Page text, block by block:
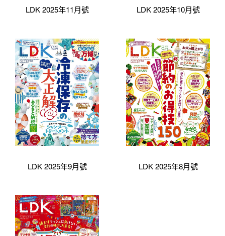
LDK 2025年11月號 LDK 2025年10月號
LDK 2025年9月號 LDK 2025年8月號